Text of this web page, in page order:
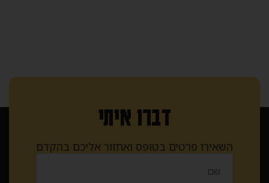
דברו איתי
השאירו פרטים בטופס ואחזור אליכם בהקדם